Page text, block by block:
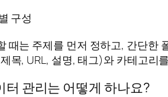
구성
때는 주제를 먼저 정하고, 간단한
목, URL, 설명, 태그)와 카테고리
터 관리는 어떻게 하나요?